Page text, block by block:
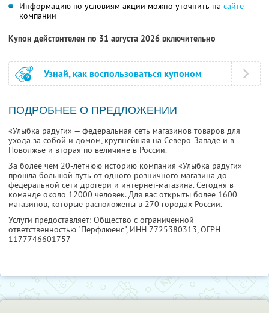
Информацию по условиям акции можно уточнить на сайте
компании
Купон действителен по 31 августа 2026 включительно
Узнай, как воспользоваться купоном
ПОДРОБНЕЕ О ПРЕДЛОЖЕНИИ
«Улыбка радуги» — федеральная сеть магазинов товаров для
ухода за собой и домом, крупнейшая на Северо-Западе и в
Поволжье и вторая по величине в России.
За более чем 20-летнюю историю компания «Улыбка радуги»
прошла большой путь от одного розничного магазина до
федеральной сети дрогери и интернет-магазина. Сегодня в
команде около 12000 человек. Для вас открыты более 1600
магазинов, которые расположены в 270 городах России.
Услуги предоставляет: Общество с ограниченной
ответственностью "Перфлюенс", ИНН 7725380313, ОГРН
1177746601757